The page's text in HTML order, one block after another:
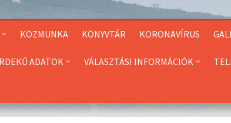
KÖZMUNKA KÖNYVTÁR KORONAVÍRUS
ADATOK VÁLASZTÁSI INFORMÁCIÓK